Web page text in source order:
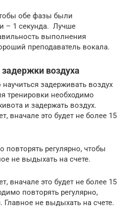
обе фазы были
– 1 секунда. Лучше
выполнения
преподаватель вокала.
воздуха
задерживать воздух
тренировки необходимо
и задержать воздух.
вначале это будет не более 15
повторять регулярно, чтобы
не выдыхать на счете.
вначале это будет не более 15
повторять регулярно,
Главное не выдыхать на счете.